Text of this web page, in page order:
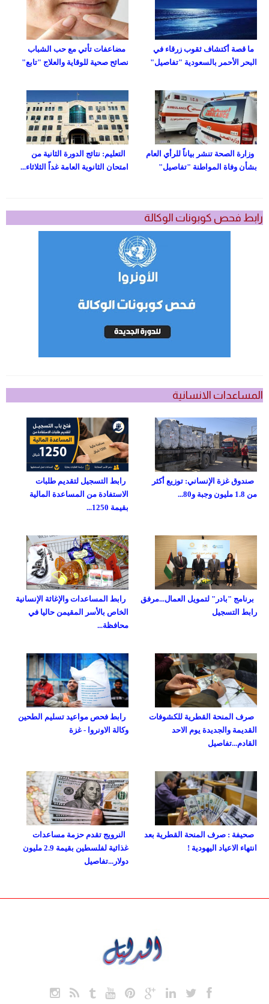
مضاعفات تأتي مع حب الشباب
نصائح صحية للوقاية والعلاج "تابع"
ما قصة أكتشاف ثقوب زرقاء في
البحر الأحمر بالسعودية "تفاصيل"
التعليم: نتائج الدورة الثانية من
امتحان الثانوية العامة غداً الثلاثاء...
وزارة الصحة تنشر بياناً للرأي العام
بشأن وفاة المواطنة "تفاصيل"
رابط فحص كوبونات الوكالة
المساعدات الانسانية
رابط التسجيل لتقديم طلبات
الاستفادة من المساعدة المالية
بقيمة 1250...
صندوق غزة الإنساني: توزيع أكثر
من 1.8 مليون وجبة و80...
رابط المساعدات والإغاثة الإنسانية
الخاص بالأسر المقيمن حاليا في
محافظة...
برنامج "بادر" لتمويل العمال...مرفق
رابط التسجيل
رابط فحص مواعيد تسليم الطحين
وكالة الاونروا - غزة
صرف المنحة القطرية للكشوفات
القديمة والجديدة يوم الاحد
القادم...تفاصيل
النرويج تقدم حزمة مساعدات
غذائية لفلسطين بقيمة 2.9 مليون
دولار...تفاصيل
صحيفة : صرف المنحة القطرية بعد
انتهاء الاعياد اليهودية !